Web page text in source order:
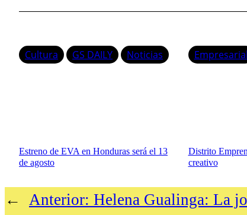
Cultura GS DAILY Noticias
Estreno de EVA en Honduras será el 13
de agosto
Empresarial
Distrito
creativo
← Anterior: Helena Gualinga: La